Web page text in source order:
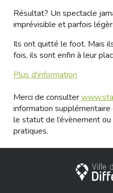
Résultat? Un spectacle
imprévisible et parfois
Ils ont quitté le foot. Mais
fois, ils sont enfin à leur
Plus d'information
Merci de consulter
information
le statut de l’évènement
pratiques.
Ville de